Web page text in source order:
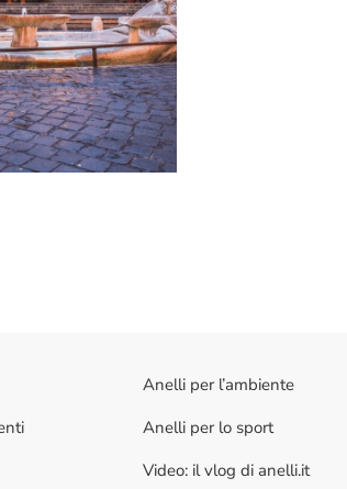
Anelli per l’ambiente
Anelli per lo sport
Video: il vlog di anelli.it